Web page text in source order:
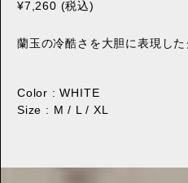
¥7,260 (税込)
蘭玉の冷酷さを大胆に表現し
Color : WHITE
Size : M / L / XL